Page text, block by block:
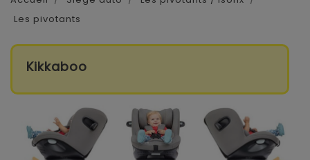
Les pivotants
Kikkaboo